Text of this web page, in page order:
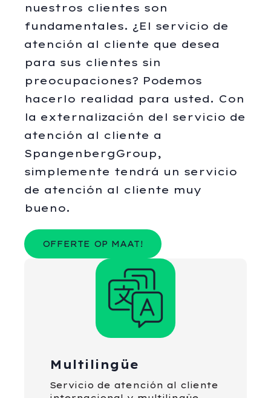
nuestros clientes son
fundamentales. ¿El servicio de
atención al cliente que desea
para sus clientes sin
preocupaciones? Podemos
hacerlo realidad para usted. Con
la externalización del servicio de
atención al cliente a
SpangenbergGroup,
simplemente tendrá un servicio
de atención al cliente muy
bueno.
OFFERTE OP MAAT!
Multilingüe
Servicio de atención al cliente